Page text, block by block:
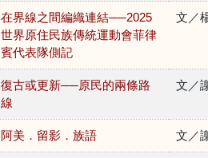
在界線之間編織連結──2025
世界原住民族傳統運動會菲律
賓代表隊側記
文／
復古或更新──原民的兩條路
線
文／
阿美．留影．族語 文／